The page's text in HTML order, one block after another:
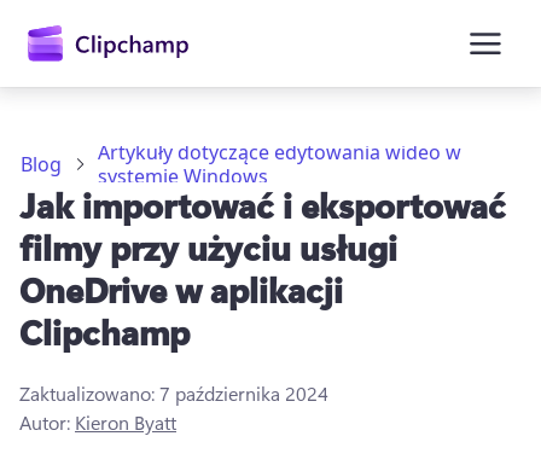
głównej
Zaloguj się
Wypróbuj bezpłatnie
Blog
Artykuły dotyczące edytowania wideo w
systemie Windows
Jak importować i eksportować
filmy przy użyciu usługi
OneDrive w aplikacji
Clipchamp
Zaktualizowano:7 października 2024
Autor: Kieron Byatt